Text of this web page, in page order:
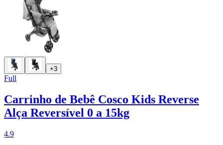
+3
Full
Carrinho de Bebê Cosco Kids Reverse
Alça Reversível 0 a 15kg
4.9